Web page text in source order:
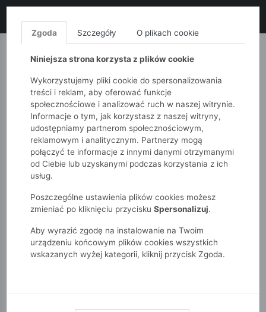
MONNARI QUIOSQUE
51015kids
Dziewczynki 2-7 lat
Dzianinowy top dziewczęcy w paski z kokardkami
Zgoda Szczegóły O plikach cookie
Niniejsza strona korzysta z plików cookie
Wykorzystujemy pliki cookie do spersonalizowania
treści i reklam, aby oferować funkcje
społecznościowe i analizować ruch w naszej witrynie.
Informacje o tym, jak korzystasz z naszej witryny,
udostępniamy partnerom społecznościowym,
reklamowym i analitycznym. Partnerzy mogą
połączyć te informacje z innymi danymi otrzymanymi
od Ciebie lub uzyskanymi podczas korzystania z ich
usług.
Poszczególne ustawienia plików cookies możesz
zmieniać po kliknięciu przycisku Spersonalizuj.
Aby wyrazić zgodę na instalowanie na Twoim
urządzeniu końcowym plików cookies wszystkich
wskazanych wyżej kategorii, kliknij przycisk Zgoda.